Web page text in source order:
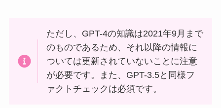
ただし、GPT-4の知識は2021年9月まで
のものであるため、それ以降の情報に
ついては更新されていないことに注意
が必要です。また、GPT-3.5と同様フ
ァクトチェックは必須です。